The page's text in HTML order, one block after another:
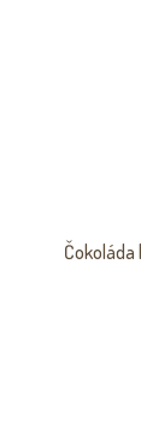
Čokoláda